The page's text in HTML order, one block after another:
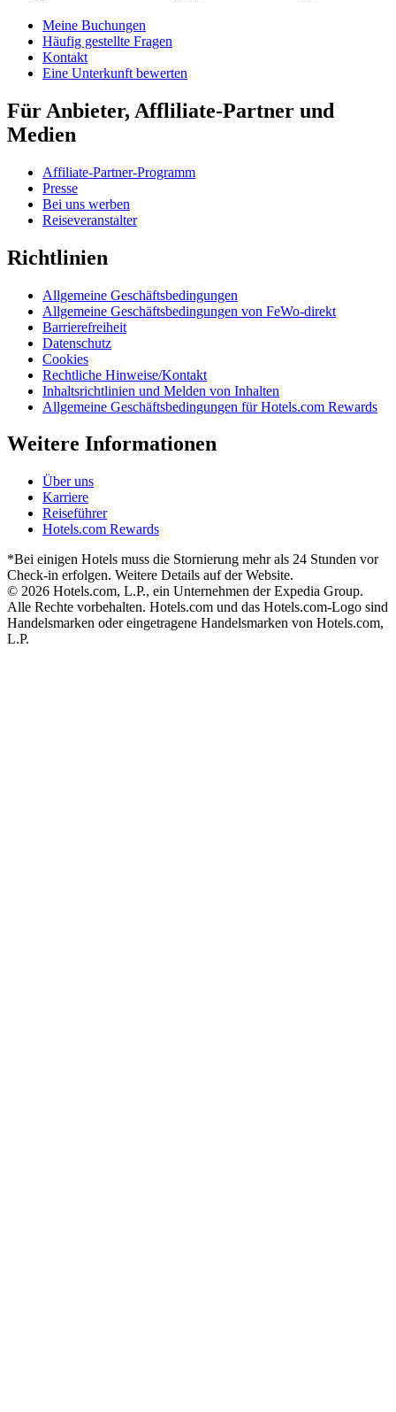
Meine Buchungen
Häufig gestellte Fragen
Kontakt
Eine Unterkunft bewerten
Für Anbieter, Affliliate-Partner und
Medien
Affiliate-Partner-Programm
Presse
Bei uns werben
Reiseveranstalter
Richtlinien
Allgemeine Geschäftsbedingungen
Allgemeine Geschäftsbedingungen von FeWo-direkt
Barrierefreiheit
Datenschutz
Cookies
Rechtliche Hinweise/Kontakt
Inhaltsrichtlinien und Melden von Inhalten
Allgemeine Geschäftsbedingungen für Hotels.com Rewards
Weitere Informationen
Über uns
Karriere
Reiseführer
Hotels.com Rewards
*Bei einigen Hotels muss die Stornierung mehr als 24 Stunden vor
Check-in erfolgen. Weitere Details auf der Website.
© 2026 Hotels.com, L.P., ein Unternehmen der Expedia Group.
Alle Rechte vorbehalten. Hotels.com und das Hotels.com-Logo sind
Handelsmarken oder eingetragene Handelsmarken von Hotels.com,
L.P.